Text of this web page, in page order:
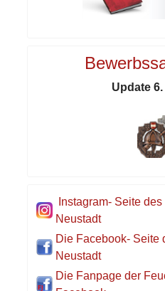
Update
Instagram- Seite
Neustadt
Die Facebook- Seite
Neustadt
Die Fanpage der